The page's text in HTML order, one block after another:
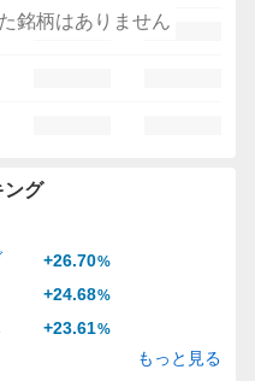
銘柄はありません
ング
+26.70%
+24.68%
+23.61%
もっと見る